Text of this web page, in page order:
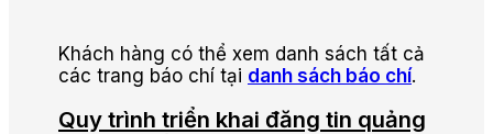
Khách hàng có thể xem danh sách tất cả
các trang báo chí tại danh sách báo chí.
Quy trình triển khai đăng tin quảng